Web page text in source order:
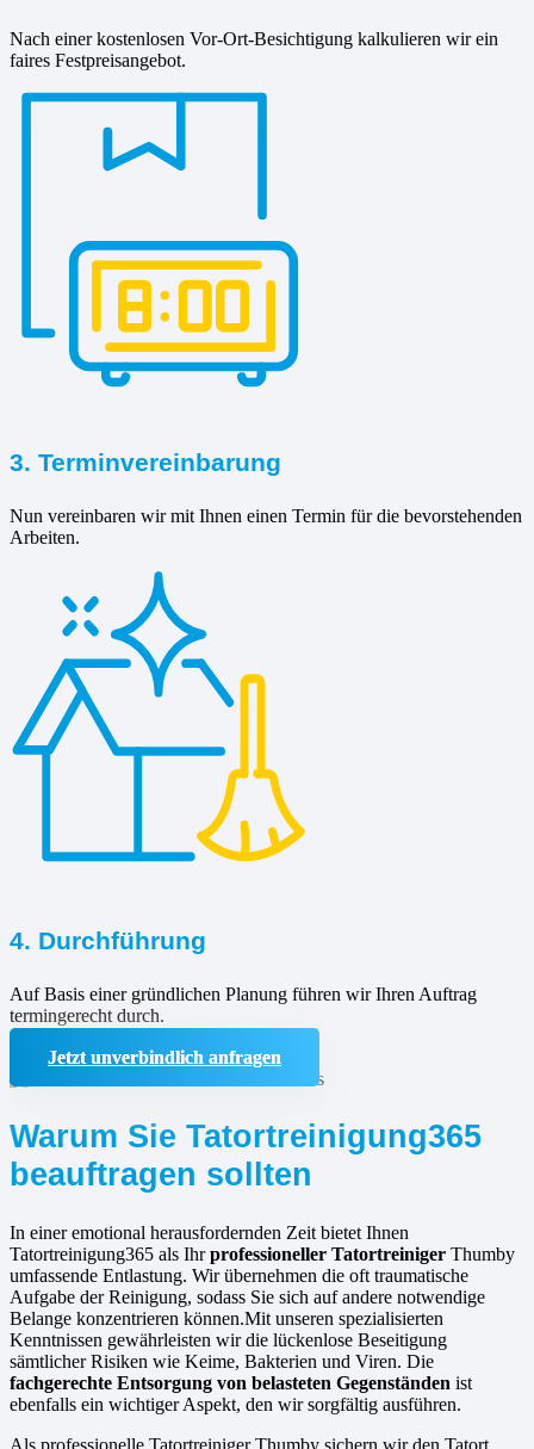
Nach einer kostenlosen Vor-Ort-Besichtigung kalkulieren wir ein
faires Festpreisangebot.
3. Terminvereinbarung
Nun vereinbaren wir mit Ihnen einen Termin für die bevorstehenden
Arbeiten.
4. Durchführung
Auf Basis einer gründlichen Planung führen wir Ihren Auftrag
termingerecht durch.
Jetzt unverbindlich anfragen
Warum Sie Tatortreinigung365
beauftragen sollten
In einer emotional herausfordernden Zeit bietet Ihnen
Tatortreinigung365 als Ihrprofessioneller Tatortreiniger Thumby
umfassende Entlastung. Wir übernehmen die oft traumatische
Aufgabe der Reinigung, sodass Sie sich auf andere notwendige
Belange konzentrieren können.Mit unseren spezialisierten
Kenntnissen gewährleisten wir die lückenlose Beseitigung
sämtlicher Risiken wie Keime, Bakterien und Viren. Die
fachgerechte Entsorgung von belasteten Gegenständen ist
ebenfalls ein wichtiger Aspekt, den wir sorgfältig ausführen.
Als professionelle Tatortreiniger Thumby sichern wir den Tatort,